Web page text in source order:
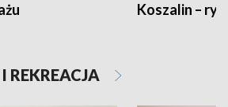
Koszalin –
REKREACJA